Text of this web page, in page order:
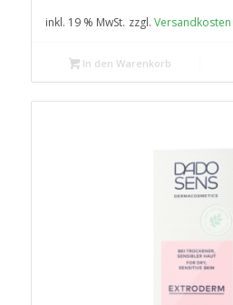
inkl. 19 % MwSt. zzgl. Versandkosten
In den Warenkorb